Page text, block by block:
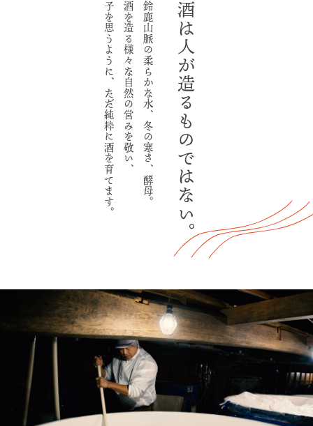
酒は人が造るものではない。
鈴鹿山脈の柔らかな水、冬の寒さ、酵母。
酒を造る様々な自然の営みを敬い、
子を思うように、ただ純粋に酒を育てます。